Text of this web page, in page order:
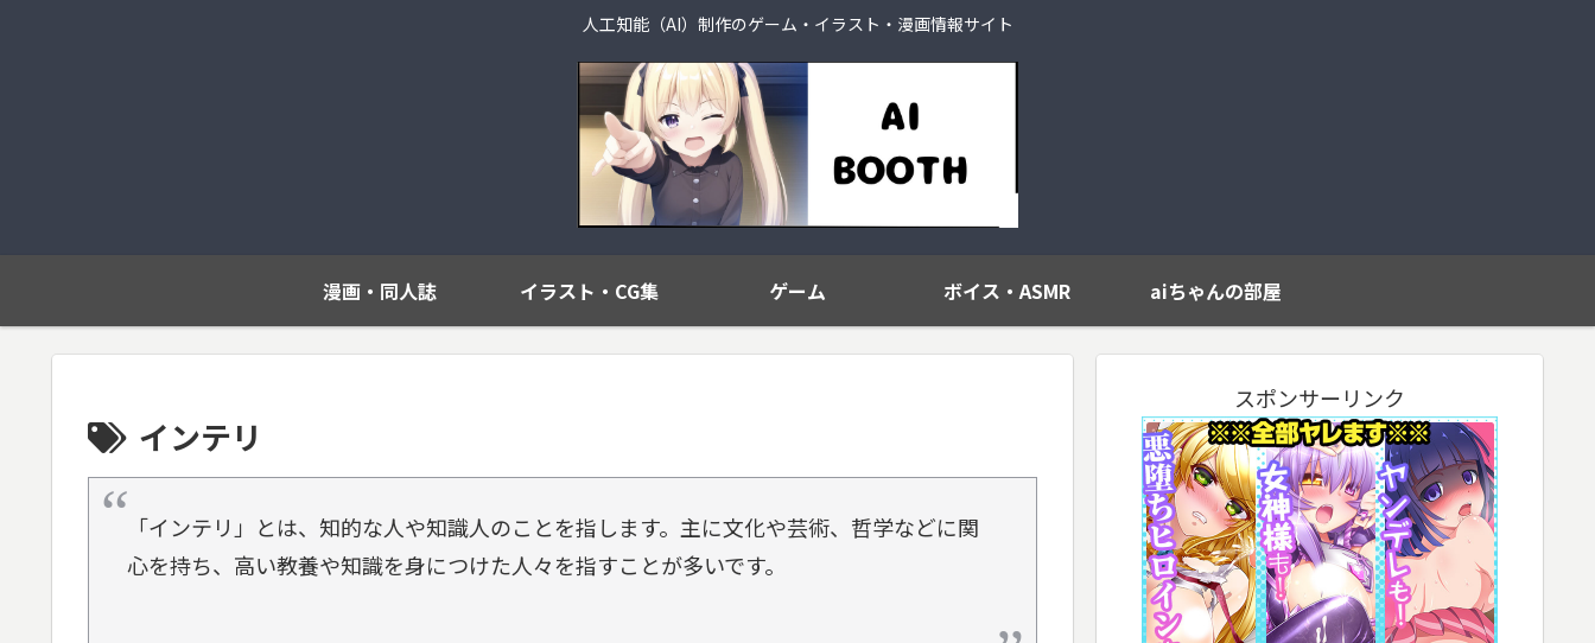
人工知能（AI）制作のゲーム・イラスト・漫画情報サイト
漫画・同人誌 イラスト・CG集 ゲーム ボイス・ASMR aiちゃんの部屋
インテリ
「インテリ」とは、知的な人や知識人のことを指します。主に文化や芸術、哲学などに関
心を持ち、高い教養や知識を身につけた人々を指すことが多いです。
スポンサーリンク